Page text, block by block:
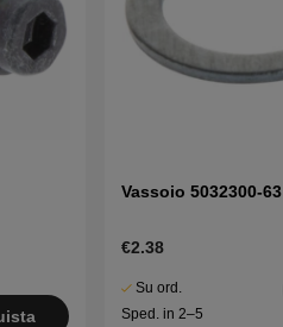
Vassoio 5032300-63
€2.38
Su ord.
Sped. in 2–5